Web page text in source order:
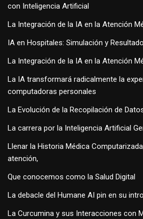
con Inteligencia Artificial
La Integración de la IA en la Atención
IA en Hospitales: Simulación y
La Integración de la IA en la Atención
La IA transformará radicalmente la
computadoras personales
La Evolución de la Recopilación de
La carrera por la Inteligencia Artificial
Llenar la Historia Médica
atención,
Que conocemos como la Salud Digital
La debacle del Humane AI pin en su
La Curcumina y sus Interacciones con